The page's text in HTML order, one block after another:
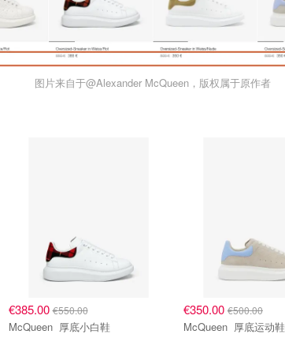
图片来自于@Alexander McQueen，版权属于原作者
€385.00€550.00
McQueen 厚底小白鞋
€350.00 €500.00
McQueen 厚底运动鞋